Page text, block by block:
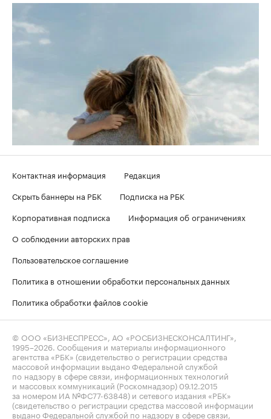
Контактная информация
Редакция
Скрыть баннеры на РБК
Подписка на РБК
Корпоративная подписка
Информация об ограничениях
О соблюдении авторских прав
Пользовательское соглашение
Политика в отношении обработки персональных данных
Политика обработки файлов cookie
© ООО «БИЗНЕСПРЕСС», АО «РОСБИЗНЕСКОНСАЛТИНГ»,
1995–2026 . Сообщения и материалы информационного
агентства «РБК» (свидетельство о регистрации средства
массовой информации выдано Федеральной службой
по надзору в сфере связи, информационных технологий
и массовых коммуникаций (Роскомнадзор) 09.12.2015
за номером ИА №ФС77-63848) и сетевого издания «РБК»
(свидетельство о регистрации средства массовой информации
выдано Федеральной службой по надзору в сфере связи,